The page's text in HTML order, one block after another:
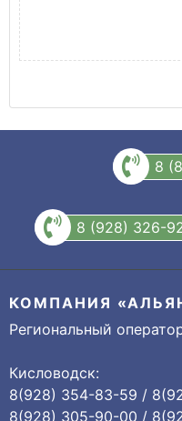
8
8 (928) 326-
КОМПАНИЯ
Региональный
Кисловодск:
8(928) 354-83-59 /
8(928) 305-90-00 /